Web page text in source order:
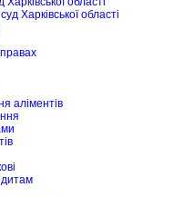
Харківської області
аліментів